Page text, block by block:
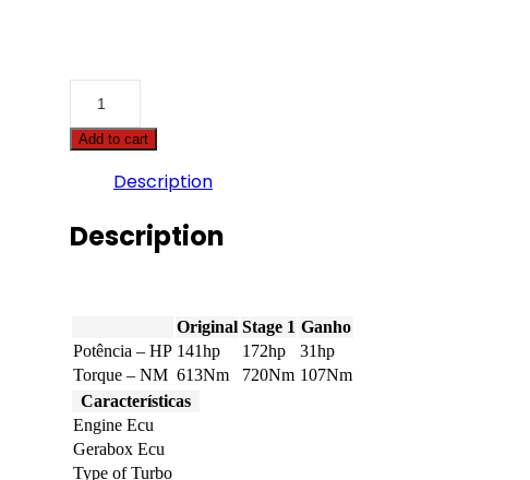
Maxxum
-
4A
141hp
Add to cart
Description
Description
Original Stage 1 Ganho
Potência – HP 141hp 172hp
31hp
Torque – NM 613Nm 720Nm 107Nm
Características
Engine Ecu
Gerabox Ecu
Type of Turbo